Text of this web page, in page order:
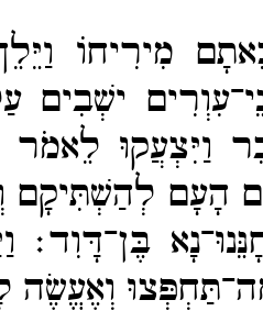
מִירִיחוֹ
ישְׁבִים
וַיִּצְעֲקוּ לֵאמֹר
הָעָם לְהַשְׁתִּיקָם
בֶּן־​דָּוִד׃
וְאֶעֱשֶׂה